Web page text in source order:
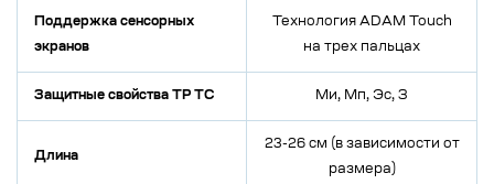
Поддержка сенсорных
экранов
Технология ADAM Touch
на трех пальцах
Защитные свойства ТР ТС Ми, Мп, Эс, З
Длина
23-26 см (в зависимости от
размера)